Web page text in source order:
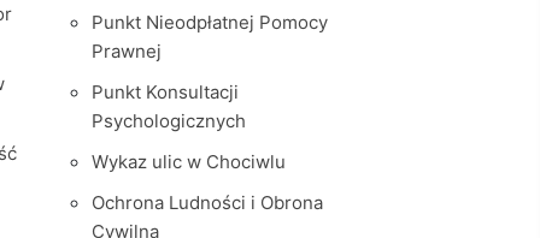
Punkt Nieodpłatnej Pomocy
Prawnej
Punkt Konsultacji
Psychologicznych
Wykaz ulic w Chociwlu
Ochrona Ludności i Obrona
Cywilna